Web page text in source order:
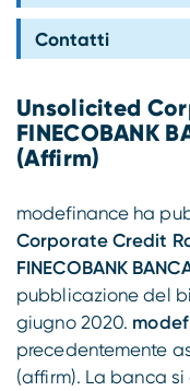
Contatti
Unsolicited
FINECOBANK
(Affirm)
modefinance ha
Corporate Credit
FINECOBANK
pubblicazione del
giugno 2020.
precedentemente
(affirm). La banca